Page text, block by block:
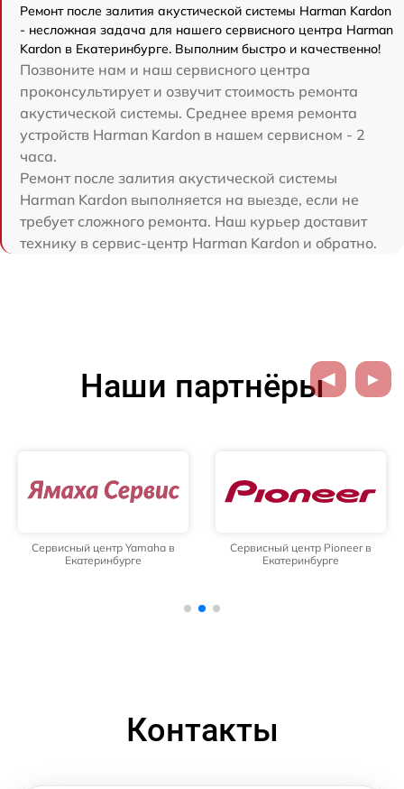
Ремонт после залития акустической системы Harman Kardon
- несложная задача для нашего сервисного центра Harman
Kardon в Екатеринбурге. Выполним быстро и качественно!
Позвоните нам и наш сервисного центра
проконсультирует и озвучит стоимость ремонта
акустической системы. Среднее время ремонта
устройств Harman Kardon в нашем сервисном - 2
часа.
Ремонт после залития акустической системы
Harman Kardon выполняется на выезде, если не
требует сложного ремонта. Наш курьер доставит
технику в сервис-центр Harman Kardon и обратно.
Наши партнёры
Сервисный центр Yamaha в
Екатеринбурге
Сервисный центр Pioneer в
Екатеринбурге
Контакты